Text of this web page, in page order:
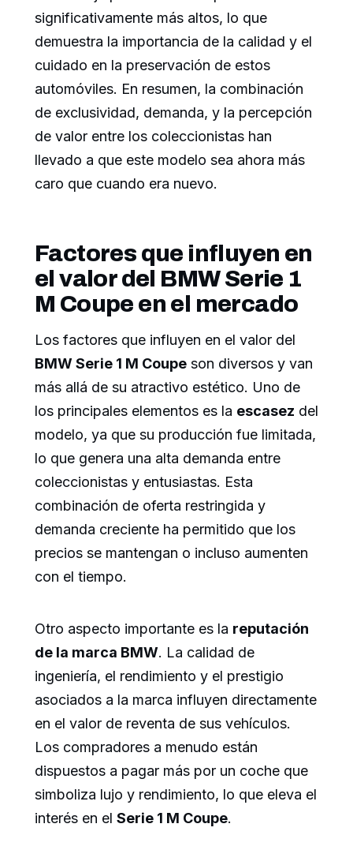
significativamente más altos, lo que
demuestra la importancia de la calidad y el
cuidado en la preservación de estos
automóviles. En resumen, la combinación
de exclusividad, demanda, y la percepción
de valor entre los coleccionistas han
llevado a que este modelo sea ahora más
caro que cuando era nuevo.
Factores que influyen en
el valor del BMW Serie 1
M Coupe en el mercado
Los factores que influyen en el valor del
BMW Serie 1 M Coupe son diversos y van
más allá de su atractivo estético. Uno de
los principales elementos es la escasez del
modelo, ya que su producción fue limitada,
lo que genera una alta demanda entre
coleccionistas y entusiastas. Esta
combinación de oferta restringida y
demanda creciente ha permitido que los
precios se mantengan o incluso aumenten
con el tiempo.
Otro aspecto importante es la reputación
de la marca BMW. La calidad de
ingeniería, el rendimiento y el prestigio
asociados a la marca influyen directamente
en el valor de reventa de sus vehículos.
Los compradores a menudo están
dispuestos a pagar más por un coche que
simboliza lujo y rendimiento, lo que eleva el
interés en el Serie 1 M Coupe.